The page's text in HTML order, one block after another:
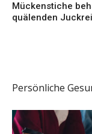
Mückenstiche
quälenden
Persönliche